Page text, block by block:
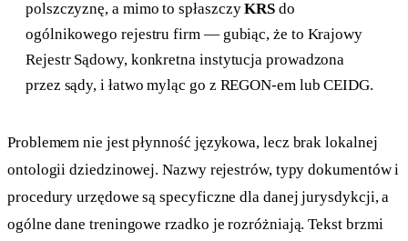
polszczyznę, a mimo to spłaszczyKRS do
ogólnikowego rejestru firm — gubiąc, że to Krajowy
Rejestr Sądowy, konkretna instytucja prowadzona
przez sądy, i łatwo myląc go z REGON-em lub CEIDG.
Problemem nie jest płynność językowa, lecz brak lokalnej
ontologii dziedzinowej. Nazwy rejestrów, typy dokumentów i
procedury urzędowe są specyficzne dla danej jurysdykcji, a
ogólne dane treningowe rzadko je rozróżniają. Tekst brzmi